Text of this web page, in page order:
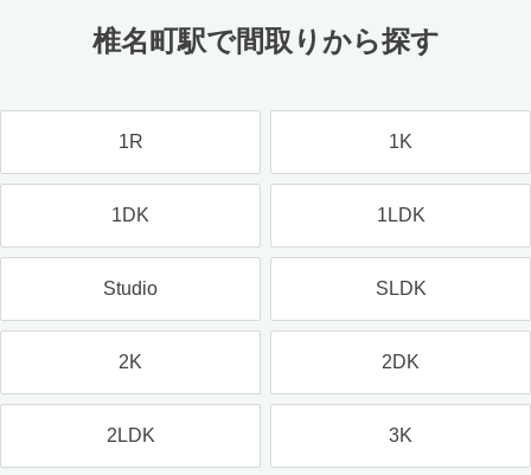
椎名町駅で間取りから探す
1R 1K
1DK 1LDK
Studio SLDK
2K 2DK
2LDK 3K